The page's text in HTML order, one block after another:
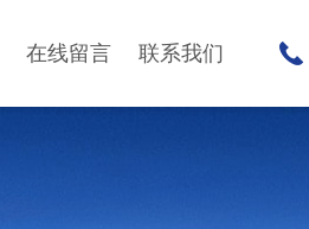
在线留言 联系我们